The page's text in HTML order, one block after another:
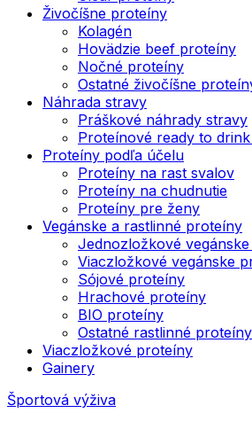
Živočíšne proteíny
Kolagén
Hovädzie beef proteíny
Nočné proteíny
Ostatné živočíšne
Náhrada stravy
Práškové náhrady stravy
Proteínové ready to
Proteíny podľa účelu
Proteíny na rast svalov
Proteíny na chudnutie
Proteíny pre ženy
Vegánske a rastlinné proteíny
Jednozložkové
Viaczložkové vegánske
Sójové proteíny
Hrachové proteíny
BIO proteíny
Ostatné rastlinné proteíny
Viaczložkové proteíny
Gainery
Športová výživa